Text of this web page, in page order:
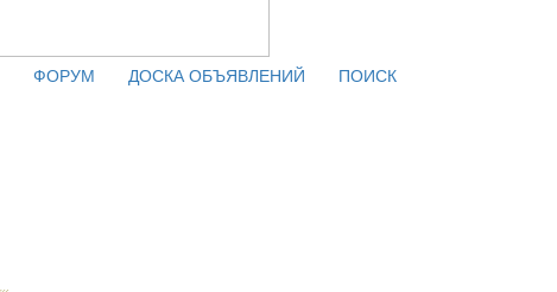
ФОРУМ ДОСКА ОБЪЯВЛЕНИЙ ПОИСК